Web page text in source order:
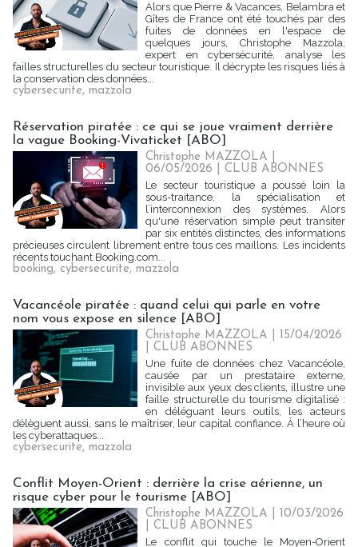
Alors que Pierre & Vacances, Belambra et
Gîtes de France ont été touchés par des
fuites de données en l'espace de
quelques jours, Christophe Mazzola,
expert en cybersécurité, analyse les
failles structurelles du secteur touristique. Il décrypte les risques liés à
la conservation des données...
cybersecurite, mazzola
Réservation piratée : ce qui se joue vraiment derrière
la vague Booking-Vivaticket [ABO]
Christophe MAZZOLA |
06/05/2026 |CLUB ABONNES
Le secteur touristique a poussé loin la
sous-traitance, la spécialisation et
l’interconnexion des systèmes. Alors
qu'une réservation simple peut transiter
par six entités distinctes, des informations
précieuses circulent librement entre tous ces maillons. Les incidents
récents touchant Booking.com...
booking, cybersecurite, mazzola
Vacancéole piratée : quand celui qui parle en votre
nom vous expose en silence [ABO]
Christophe MAZZOLA | 15/04/2026
|CLUB ABONNES
Une fuite de données chez Vacancéole,
causée par un prestataire externe,
invisible aux yeux des clients, illustre une
faille structurelle du tourisme digitalisé :
en déléguant leurs outils, les acteurs
délèguent aussi, sans le maîtriser, leur capital confiance. À l’heure où
les cyberattaques...
cybersecurite, mazzola
Conflit Moyen-Orient : derrière la crise aérienne, un
risque cyber pour le tourisme [ABO]
Christophe MAZZOLA | 10/03/2026
|CLUB ABONNES
Le conflit qui touche le Moyen-Orient